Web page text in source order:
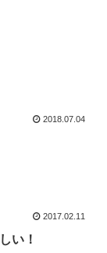
2018.07.04
2017.02.11
い！